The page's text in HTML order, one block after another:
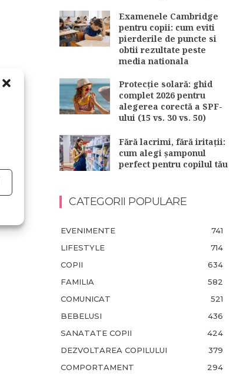
Examenele Cambridge
pentru copii: cum eviti
pierderile de puncte si
obtii rezultate peste
media nationala
Protecție solară: ghid
complet 2026 pentru
alegerea corectă a SPF-
ului (15 vs. 30 vs. 50)
Fără lacrimi, fără iritații:
cum alegi șamponul
perfect pentru copilul tău
CATEGORII POPULARE
EVENIMENTE
741
LIFESTYLE
714
COPII
634
FAMILIA
582
COMUNICAT
521
BEBELUSI
436
SANATATE COPII
424
DEZVOLTAREA COPILULUI
379
COMPORTAMENT
294